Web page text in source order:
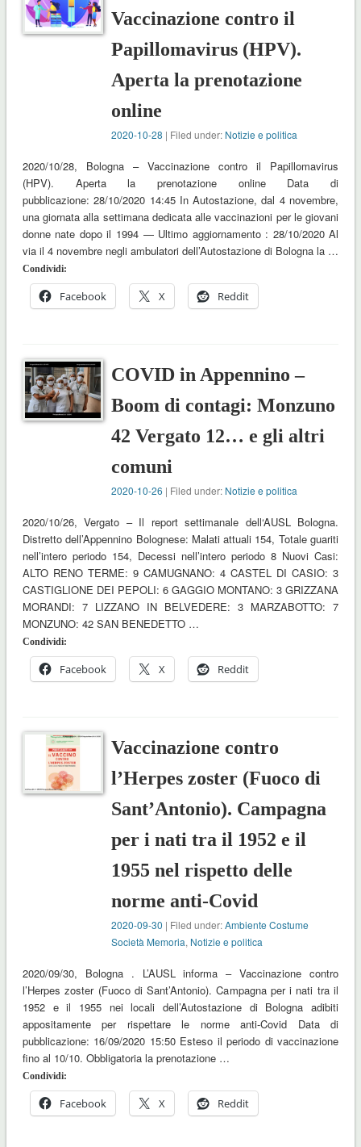
Vaccinazione contro il
Papillomavirus (HPV).
Aperta la prenotazione
online
2020-10-28 | Filed under: Notizie e politica
2020/10/28, Bologna – Vaccinazione contro il Papillomavirus
(HPV). Aperta la prenotazione online Data di
pubblicazione: 28/10/2020 14:45 In Autostazione, dal 4 novembre,
una giornata alla settimana dedicata alle vaccinazioni per le giovani
donne nate dopo il 1994 — Ultimo aggiornamento : 28/10/2020 Al
via il 4 novembre negli ambulatori dell’Autostazione di Bologna la …
Condividi:
Facebook X Reddit
COVID in Appennino –
Boom di contagi: Monzuno
42 Vergato 12… e gli altri
comuni
2020-10-26 | Filed under: Notizie e politica
2020/10/26, Vergato – Il report settimanale dell‘AUSL Bologna.
Distretto dell’Appennino Bolognese: Malati attuali 154, Totale guariti
nell’intero periodo 154, Decessi nell’intero periodo 8 Nuovi Casi:
ALTO RENO TERME: 9 CAMUGNANO: 4 CASTEL DI CASIO: 3
CASTIGLIONE DEI PEPOLI: 6 GAGGIO MONTANO: 3 GRIZZANA
MORANDI: 7 LIZZANO IN BELVEDERE: 3 MARZABOTTO: 7
MONZUNO: 42 SAN BENEDETTO …
Condividi:
Facebook X Reddit
Vaccinazione contro
l’Herpes zoster (Fuoco di
Sant’Antonio). Campagna
per i nati tra il 1952 e il
1955 nel rispetto delle
norme anti-Covid
2020-09-30 | Filed under:Ambiente Costume
Società Memoria, Notizie e politica
2020/09/30, Bologna . L’AUSL informa – Vaccinazione contro
l’Herpes zoster (Fuoco di Sant’Antonio). Campagna per i nati tra il
1952 e il 1955 nei locali dell’Autostazione di Bologna adibiti
appositamente per rispettare le norme anti-Covid Data di
pubblicazione: 16/09/2020 15:50 Esteso il periodo di vaccinazione
fino al 10/10. Obbligatoria la prenotazione …
Condividi:
Facebook X Reddit